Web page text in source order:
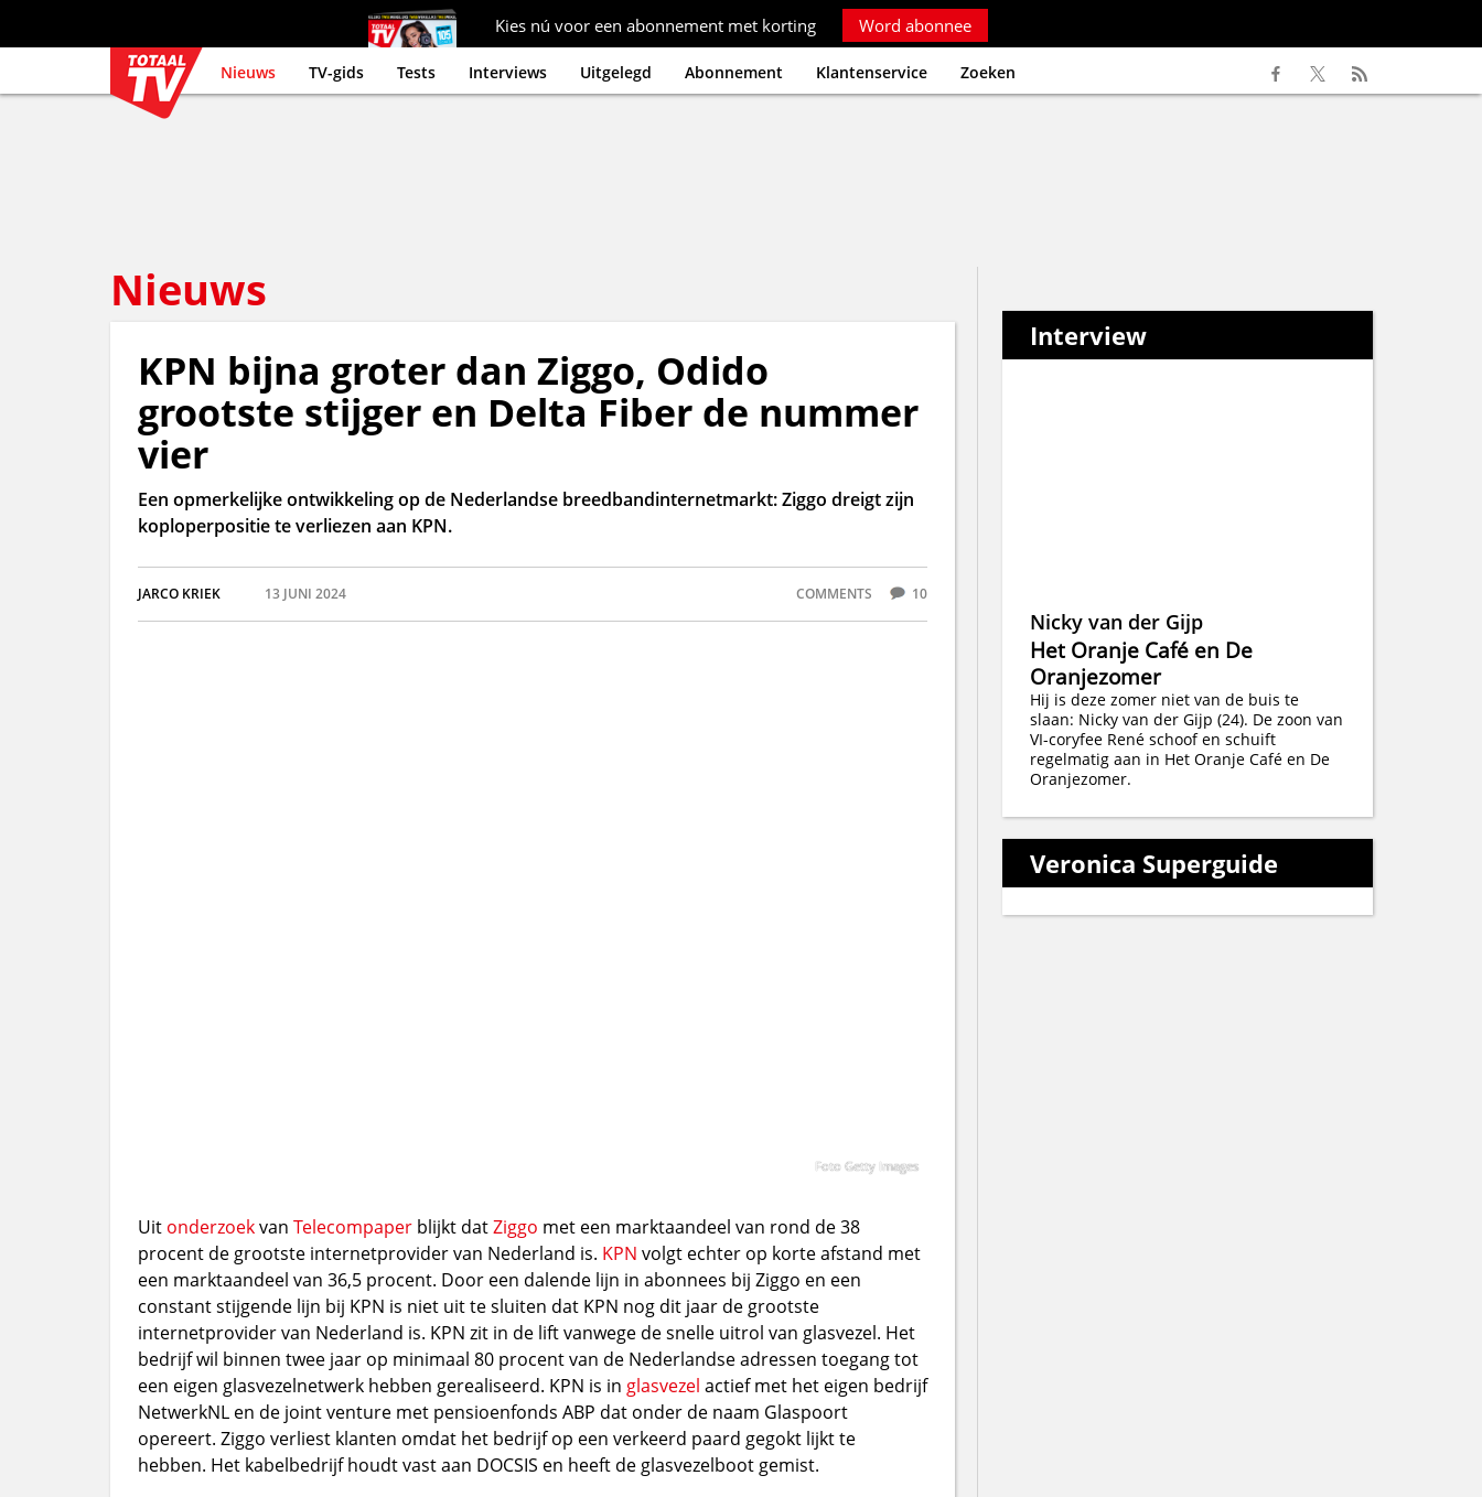
Kies nú voor een abonnement met korting Word abonnee
Nieuws TV-gids Tests Interviews Uitgelegd Abonnement Klantenservice Zoeken
Nieuws
KPN bijna groter dan Ziggo, Odido
grootste stijger en Delta Fiber de nummer
vier
Een opmerkelijke ontwikkeling op de Nederlandse breedbandinternetmarkt: Ziggo dreigt zijn
koploperpositie te verliezen aan KPN.
JARCO KRIEK 13 JUNI 2024 COMMENTS 10
Foto Getty Images
Uit onderzoekvan Telecompaperblijkt datZiggo met een marktaandeel van rond de 38
procent de grootste internetprovider van Nederland is. KPN volgt echter op korte afstand met
een marktaandeel van 36,5 procent. Door een dalende lijn in abonnees bij Ziggo en een
constant stijgende lijn bij KPN is niet uit te sluiten dat KPN nog dit jaar de grootste
internetprovider van Nederland is. KPN zit in de lift vanwege de snelle uitrol van glasvezel. Het
bedrijf wil binnen twee jaar op minimaal 80 procent van de Nederlandse adressen toegang tot
een eigen glasvezelnetwerk hebben gerealiseerd. KPN is in glasvezel actief met het eigen bedrijf
NetwerkNL en de joint venture met pensioenfonds ABP dat onder de naam Glaspoort
opereert. Ziggo verliest klanten omdat het bedrijf op een verkeerd paard gegokt lijkt te
hebben. Het kabelbedrijf houdt vast aan DOCSIS en heeft de glasvezelboot gemist.
Interview
Nicky van der Gijp
Het Oranje Café en De
Oranjezomer
Hij is deze zomer niet van de buis te
slaan: Nicky van der Gijp (24). De zoon van
VI-coryfee René schoof en schuift
regelmatig aan in Het Oranje Café en De
Oranjezomer.
Veronica Superguide